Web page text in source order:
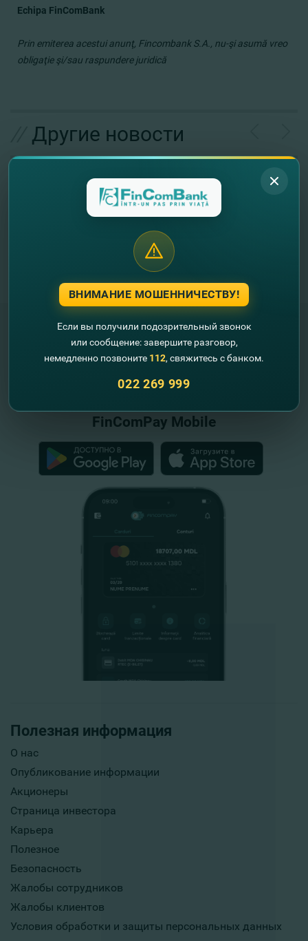
Echipa FinComBank
Prin emiterea acestui anunţ, Fincombank S.A., nu-şi asumă vreo
obligaţie şi/sau raspundere juridică
Другие новости
Полезная информация
О нас
Опубликование информации
Акционеры
Страница инвестора
Карьера
Полезное
Безопасность
Жалобы сотрудников
Жалобы клиентов
Условия обработки и защиты персональных данных
"FinComBank" S.A. является членом
Республики Молдова
FinComPay Mobile
ВНИМАНИЕ МОШЕННИЧЕСТВУ!
Если вы получили подозрительный звонок
или сообщение: завершите разговор,
немедленно позвоните 112, свяжитесь с банком.
022 269 999